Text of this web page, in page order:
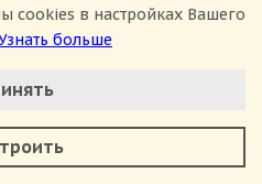
20-44
cookies в настройках Вашего
больше
Функциональные